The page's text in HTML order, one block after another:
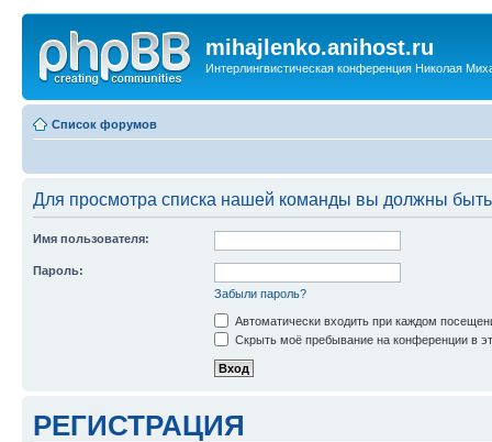
mihajlenko.anihost.ru
Интерлингвистическая конференция Николая
Список форумов
Для просмотра списка нашей команды вы должны
Имя пользователя:
Пароль:
Забыли пароль?
Автоматически входить при каждом
Скрыть моё пребывание на конференции в
РЕГИСТРАЦИЯ